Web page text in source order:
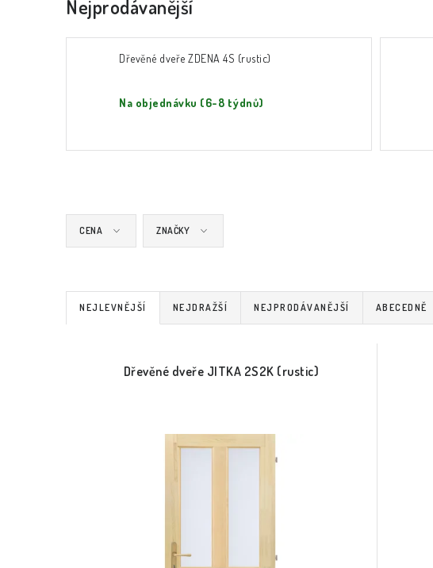
Nejprodávanější
Dřevěné dveře ZDENA 4S (rustic)
Na objednávku (6-8 týdnů)
CENA ZNAČKY
Ř
a
NEJLEVNĚJŠÍ NEJDRAŽŠÍ NEJPRODÁVANĚJŠÍ ABECEDNĚ
Dřevěné dveře JITKA 2S2K (rustic)